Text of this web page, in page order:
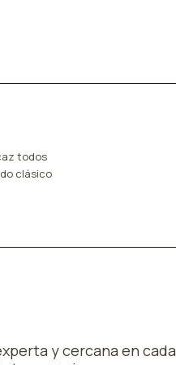
todos
clásico
y cercana en cada